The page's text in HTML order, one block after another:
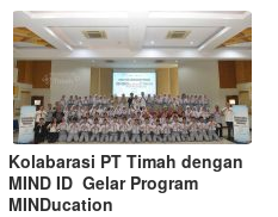
Kolabarasi PT Timah dengan
MIND ID Gelar Program
MINDucation